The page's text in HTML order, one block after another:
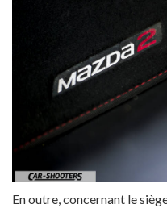
En outre, concernant le